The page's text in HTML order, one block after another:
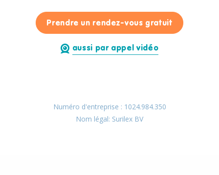
Prendre un rendez-vous gratuitpour Alexi
aussi par appel vidéo
Numéro d'entreprise : 1024.984.350
Nom légal: Surilex BV